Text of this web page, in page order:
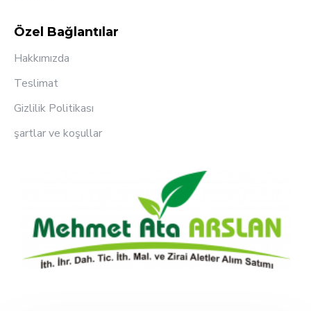
Özel Bağlantılar
Hakkımızda
Teslimat
Gizlilik Politikası
şartlar ve koşullar